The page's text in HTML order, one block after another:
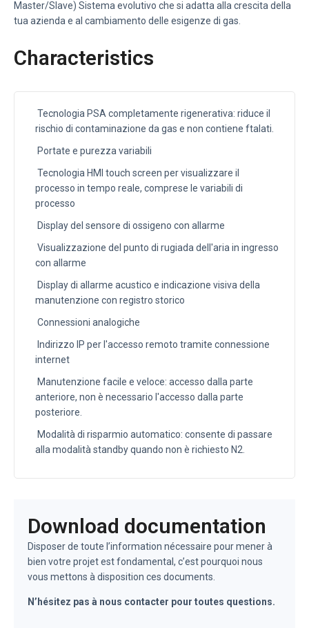
Master/Slave) Sistema evolutivo che si adatta alla crescita della
tua azienda e al cambiamento delle esigenze di gas.
Characteristics
Tecnologia PSA completamente rigenerativa: riduce il
rischio di contaminazione da gas e non contiene ftalati.
Portate e purezza variabili
Tecnologia HMI touch screen per visualizzare il
processo in tempo reale, comprese le variabili di
processo
Display del sensore di ossigeno con allarme
Visualizzazione del punto di rugiada dell'aria in ingresso
con allarme
Display di allarme acustico e indicazione visiva della
manutenzione con registro storico
Connessioni analogiche
Indirizzo IP per l'accesso remoto tramite connessione
internet
Manutenzione facile e veloce: accesso dalla parte
anteriore, non è necessario l'accesso dalla parte
posteriore.
Modalità di risparmio automatico: consente di passare
alla modalità standby quando non è richiesto N2.
Download documentation
Disposer de toute l’information nécessaire pour mener à
bien votre projet est fondamental, c’est pourquoi nous
vous mettons à disposition ces documents.
N’hésitez pas à nous contacter pour toutes questions.